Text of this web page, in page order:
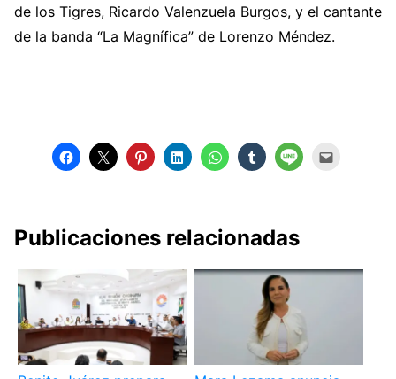
de los Tigres, Ricardo Valenzuela Burgos, y el cantante
de la banda “La Magnífica” de Lorenzo Méndez.
Publicaciones relacionadas